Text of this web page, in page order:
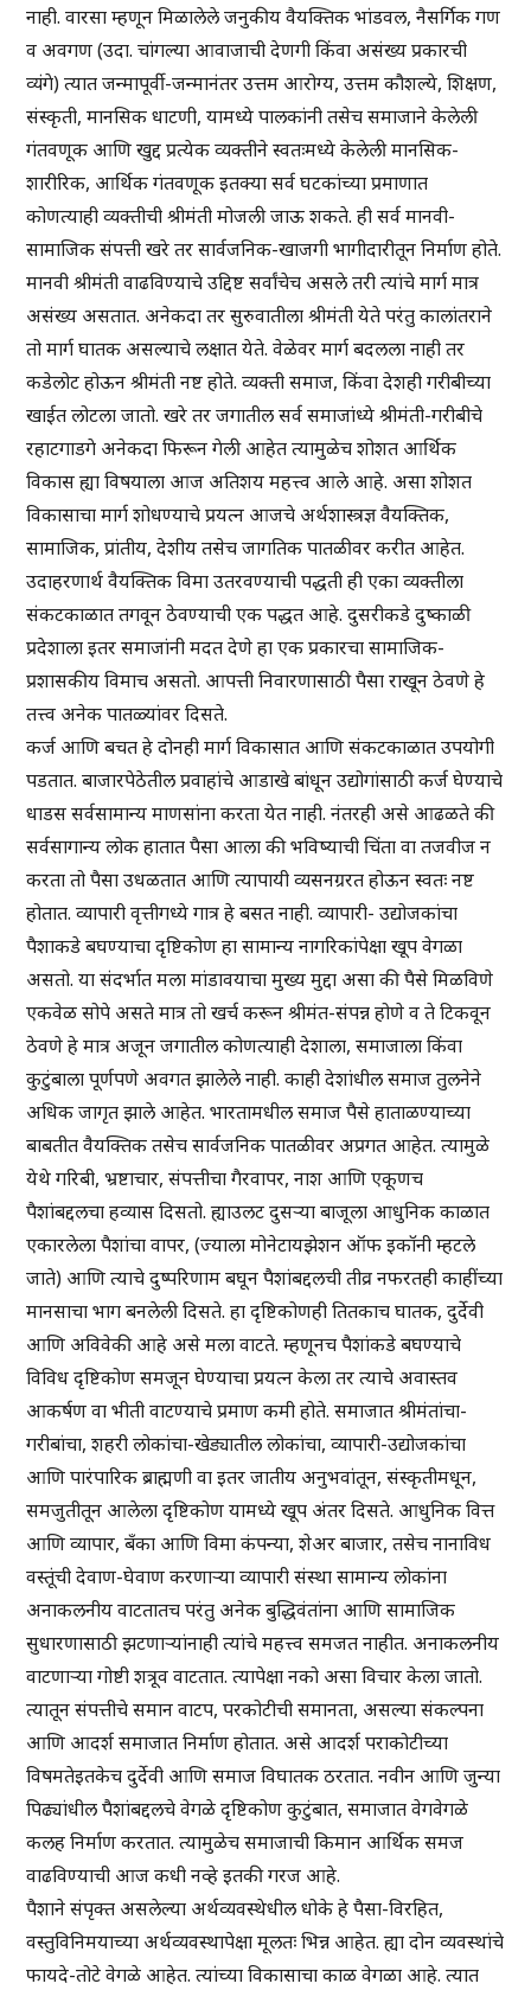
नाही. वारसा म्हणून मिळालेले जनुकीय वैयक्तिक भांडवल, नैसर्गिक गण
व अवगण (उदा. चांगल्या आवाजाची देणगी किंवा असंख्य प्रकारची
व्यंगे) त्यात जन्मापूर्वी-जन्मानंतर उत्तम आरोग्य, उत्तम कौशल्ये, शिक्षण,
संस्कृती, मानसिक धाटणी, यामध्ये पालकांनी तसेच समाजाने केलेली
गंतवणूक आणि खुद्द प्रत्येक व्यक्तीने स्वतःमध्ये केलेली मानसिक-
शारीरिक, आर्थिक गंतवणूक इतक्या सर्व घटकांच्या प्रमाणात
कोणत्याही व्यक्तीची श्रीमंती मोजली जाऊ शकते. ही सर्व मानवी-
सामाजिक संपत्ती खरे तर सार्वजनिक-खाजगी भागीदारीतून निर्माण होते.
मानवी श्रीमंती वाढविण्याचे उद्दिष्ट सर्वांचेच असले तरी त्यांचे मार्ग मात्र
असंख्य असतात. अनेकदा तर सुरुवातीला श्रीमंती येते परंतु कालांतराने
तो मार्ग घातक असल्याचे लक्षात येते. वेळेवर मार्ग बदलला नाही तर
कडेलोट होऊन श्रीमंती नष्ट होते. व्यक्ती समाज, किंवा देशही गरीबीच्या
खाईत लोटला जातो. खरे तर जगातील सर्व समाजांध्ये श्रीमंती-गरीबीचे
रहाटगाडगे अनेकदा फिरून गेली आहेत त्यामुळेच शोशत आर्थिक
विकास ह्या विषयाला आज अतिशय महत्त्व आले आहे. असा शोशत
विकासाचा मार्ग शोधण्याचे प्रयत्न आजचे अर्थशास्त्रज्ञ वैयक्तिक,
सामाजिक, प्रांतीय, देशीय तसेच जागतिक पातळीवर करीत आहेत.
उदाहरणार्थ वैयक्तिक विमा उतरवण्याची पद्धती ही एका व्यक्तीला
संकटकाळात तगवून ठेवण्याची एक पद्धत आहे. दुसरीकडे दुष्काळी
प्रदेशाला इतर समाजांनी मदत देणे हा एक प्रकारचा सामाजिक-
प्रशासकीय विमाच असतो. आपत्ती निवारणासाठी पैसा राखून ठेवणे हे
तत्त्व अनेक पातळ्यांवर दिसते.
कर्ज आणि बचत हे दोनही मार्ग विकासात आणि संकटकाळात उपयोगी
पडतात. बाजारपेठेतील प्रवाहांचे आडाखे बांधून उद्योगांसाठी कर्ज घेण्याचे
धाडस सर्वसामान्य माणसांना करता येत नाही. नंतरही असे आढळते की
सर्वसागान्य लोक हातात पैसा आला की भविष्याची चिंता वा तजवीज न
करता तो पैसा उधळतात आणि त्यापायी व्यसनग्ररत होऊन स्वतः नष्ट
होतात. व्यापारी वृत्तीगध्ये गात्र हे बसत नाही. व्यापारी- उद्योजकांचा
पैशाकडे बघण्याचा दृष्टिकोण हा सामान्य नागरिकांपेक्षा खूप वेगळा
असतो. या संदर्भात मला मांडावयाचा मुख्य मुद्दा असा की पैसे मिळविणे
एकवेळ सोपे असते मात्र तो खर्च करून श्रीमंत-संपन्न होणे व ते टिकवून
ठेवणे हे मात्र अजून जगातील कोणत्याही देशाला, समाजाला किंवा
कुटुंबाला पूर्णपणे अवगत झालेले नाही. काही देशांधील समाज तुलनेने
अधिक जागृत झाले आहेत. भारतामधील समाज पैसे हाताळण्याच्या
बाबतीत वैयक्तिक तसेच सार्वजनिक पातळीवर अप्रगत आहेत. त्यामुळे
येथे गरिबी, भ्रष्टाचार, संपत्तीचा गैरवापर, नाश आणि एकूणच
पैशांबद्दलचा हव्यास दिसतो. ह्याउलट दुसऱ्या बाजूला आधुनिक काळात
एकारलेला पैशांचा वापर, (ज्याला मोनेटायझेशन ऑफ इकॉनी म्हटले
जाते) आणि त्याचे दुष्परिणाम बघून पैशांबद्दलची तीव्र नफरतही काहींच्या
मानसाचा भाग बनलेली दिसते. हा दृष्टिकोणही तितकाच घातक, दुर्देवी
आणि अविवेकी आहे असे मला वाटते. म्हणूनच पैशांकडे बघण्याचे
विविध दृष्टिकोण समजून घेण्याचा प्रयत्न केला तर त्याचे अवास्तव
आकर्षण वा भीती वाटण्याचे प्रमाण कमी होते. समाजात श्रीमंतांचा-
गरीबांचा, शहरी लोकांचा-खेड्यातील लोकांचा, व्यापारी-उद्योजकांचा
आणि पारंपारिक ब्राह्मणी वा इतर जातीय अनुभवांतून, संस्कृतीमधून,
समजुतीतून आलेला दृष्टिकोण यामध्ये खूप अंतर दिसते. आधुनिक वित्त
आणि व्यापार, बँका आणि विमा कंपन्या, शेअर बाजार, तसेच नानाविध
वस्तूंची देवाण-घेवाण करणाऱ्या व्यापारी संस्था सामान्य लोकांना
अनाकलनीय वाटतातच परंतु अनेक बुद्धिवंतांना आणि सामाजिक
सुधारणासाठी झटणाऱ्यांनाही त्यांचे महत्त्व समजत नाहीत. अनाकलनीय
वाटणाऱ्या गोष्टी शत्रूव वाटतात. त्यापेक्षा नको असा विचार केला जातो.
त्यातून संपत्तीचे समान वाटप, परकोटीची समानता, असल्या संकल्पना
आणि आदर्श समाजात निर्माण होतात. असे आदर्श पराकोटीच्या
विषमतेइतकेच दुर्देवी आणि समाज विघातक ठरतात. नवीन आणि जुन्या
पिढ्यांधील पैशांबद्दलचे वेगळे दृष्टिकोण कुटुंबात, समाजात वेगवेगळे
कलह निर्माण करतात. त्यामुळेच समाजाची किमान आर्थिक समज
वाढविण्याची आज कधी नव्हे इतकी गरज आहे.
पैशाने संपृक्त असलेल्या अर्थव्यवस्थेधील धोके हे पैसा-विरहित,
वस्तुविनिमयाच्या अर्थव्यवस्थापेक्षा मूलतः भिन्न आहेत. ह्या दोन व्यवस्थांचे
फायदे-तोटे वेगळे आहेत. त्यांच्या विकासाचा काळ वेगळा आहे. त्यात